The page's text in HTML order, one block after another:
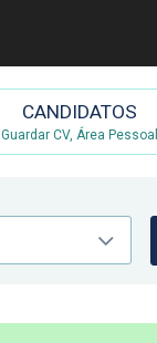
CANDIDATOS
Guardar CV, Área Pessoal